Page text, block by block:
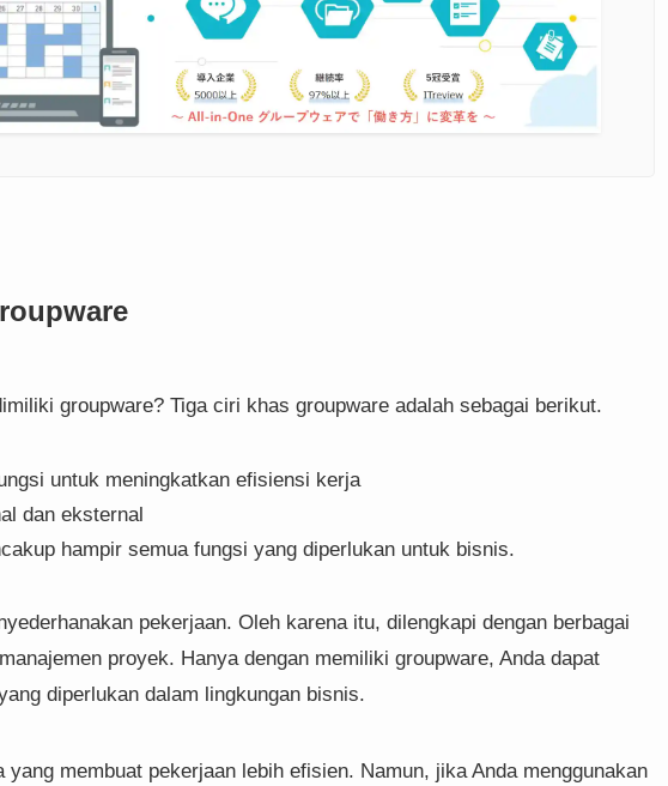
groupware? Tiga ciri khas groupware adalah sebagai berikut.
untuk meningkatkan efisiensi kerja
dan eksternal
hampir semua fungsi yang diperlukan untuk bisnis.
pekerjaan. Oleh karena itu, dilengkapi dengan berbagai
proyek. Hanya dengan memiliki groupware, Anda dapat
diperlukan dalam lingkungan bisnis.
membuat pekerjaan lebih efisien. Namun, jika Anda menggunakan